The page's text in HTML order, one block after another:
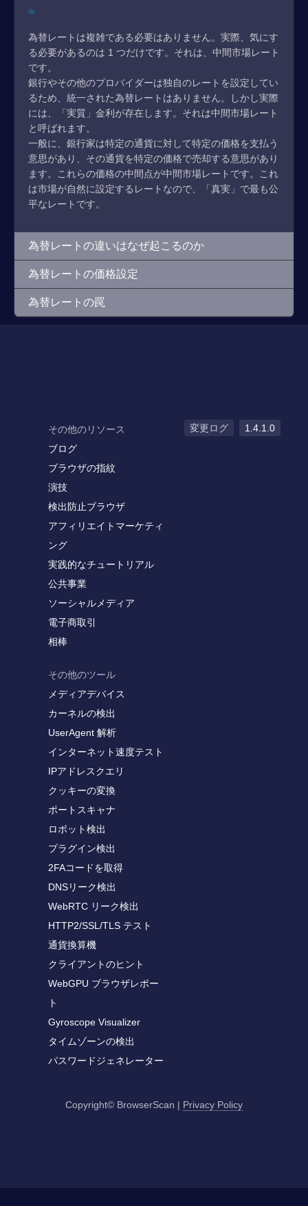
為替レートは複雑である必要はありません。実際、気にす
る必要があるのは 1 つだけです。それは、中間市場レート
です。
銀行やその他のプロバイダーは独自のレートを設定してい
るため、統一された為替レートはありません。しかし実際
には、「実質」金利が存在します。それは中間市場レート
と呼ばれます。
一般に、銀行家は特定の通貨に対して特定の価格を支払う
意思があり、その通貨を特定の価格で売却する意思があり
ます。これらの価格の中間点が中間市場レートです。これ
は市場が自然に設定するレートなので、「真実」で最も公
平なレートです。
為替レートの違いはなぜ起こるのか
為替レートの価格設定
為替レートの罠
その他のリソース
ブログ
ブラウザの指紋
演技
検出防止ブラウザ
アフィリエイトマーケティ
ング
実践的なチュートリアル
公共事業
ソーシャルメディア
電子商取引
相棒
その他のツール
メディアデバイス
カーネルの検出
UserAgent 解析
インターネット速度テスト
IPアドレスクエリ
クッキーの変換
ポートスキャナ
ロボット検出
プラグイン検出
2FAコードを取得
DNSリーク検出
WebRTC リーク検出
HTTP2/SSL/TLS テスト
通貨換算機
クライアントのヒント
WebGPU ブラウザレポー
ト
Gyroscope Visualizer
タイムゾーンの検出
パスワードジェネレーター
変更ログ 1.4.1.0
Copyright© BrowserScan | Privacy Policy